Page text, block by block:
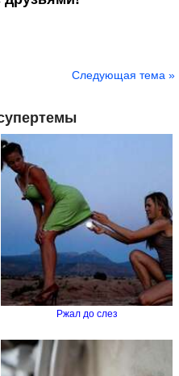
Следующая тема »
Ржал до слез